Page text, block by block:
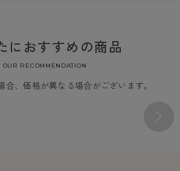
におすすめの商品
OUR RECOMMENDATION
合、価格が異なる場合がございます。